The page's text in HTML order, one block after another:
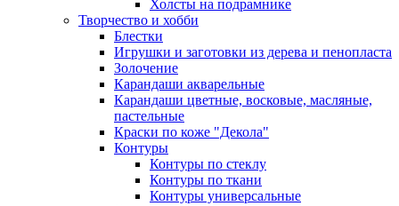
Холсты на подрамнике
Творчество и хобби
Блестки
Игрушки и заготовки из дерева и пенопласта
Золочение
Карандаши акварельные
Карандаши цветные, восковые, масляные,
пастельные
Краски по коже "Декола"
Контуры
Контуры по стеклу
Контуры по ткани
Контуры универсальные